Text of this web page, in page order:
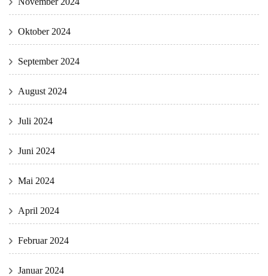
Oktober 2024
September 2024
August 2024
Juli 2024
Juni 2024
Mai 2024
April 2024
Februar 2024
Januar 2024